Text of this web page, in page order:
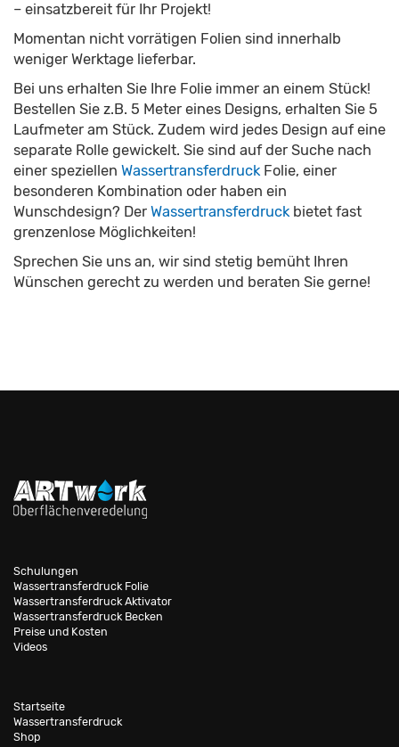
– einsatzbereit für Ihr Projekt!
Momentan nicht vorrätigen Folien sind innerhalb
weniger Werktage lieferbar.
Bei uns erhalten Sie Ihre Folie immer an einem Stück!
Bestellen Sie z.B. 5 Meter eines Designs, erhalten Sie 5
Laufmeter am Stück. Zudem wird jedes Design auf eine
separate Rolle gewickelt. Sie sind auf der Suche nach
einer speziellen WassertransferdruckFolie, einer
besonderen Kombination oder haben ein
Wunschdesign? Der Wassertransferdruckbietet fast
grenzenlose Möglichkeiten!
Sprechen Sie uns an, wir sind stetig bemüht Ihren
Wünschen gerecht zu werden und beraten Sie gerne!
Schulungen
Wassertransferdruck Folie
Wassertransferdruck Aktivator
Wassertransferdruck Becken
Preise und Kosten
Videos
Startseite
Wassertransferdruck
Shop